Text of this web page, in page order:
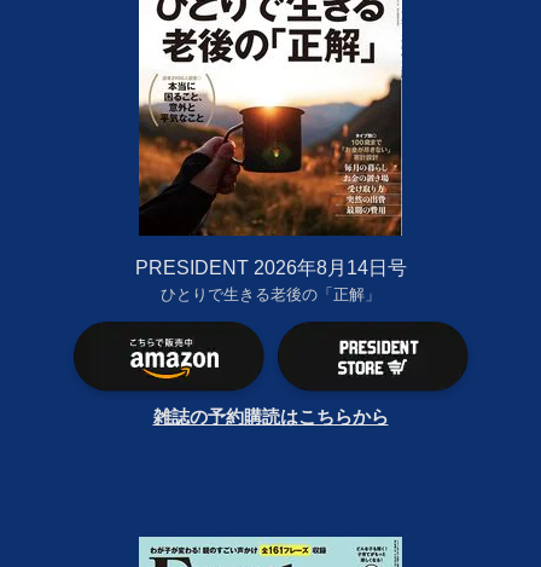
PRESIDENT 2026年8月14日号
ひとりで生きる老後の「正解」
雑誌の予約購読はこちらから